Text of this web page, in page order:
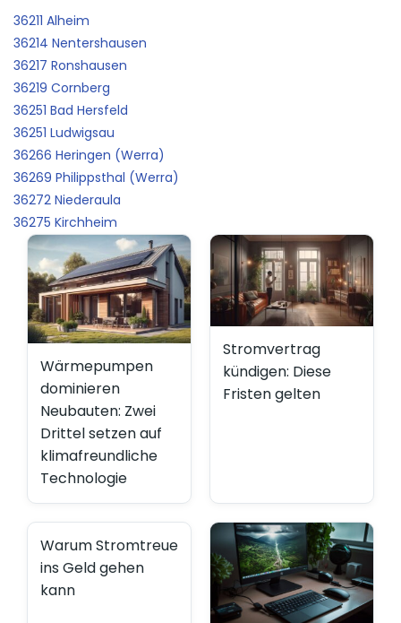
36211 Alheim
36214 Nentershausen
36217 Ronshausen
36219 Cornberg
36251 Bad Hersfeld
36251 Ludwigsau
36266 Heringen (Werra)
36269 Philippsthal (Werra)
36272 Niederaula
36275 Kirchheim
Wärmepumpen
dominieren
Neubauten: Zwei
Drittel setzen auf
klimafreundliche
Technologie
Stromvertrag
kündigen: Diese
Fristen gelten
Warum Stromtreue
ins Geld gehen
kann